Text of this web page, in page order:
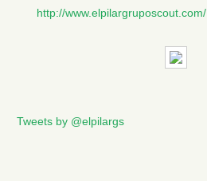
http://www.elpilargruposcout.com/
Tweets by @elpilargs